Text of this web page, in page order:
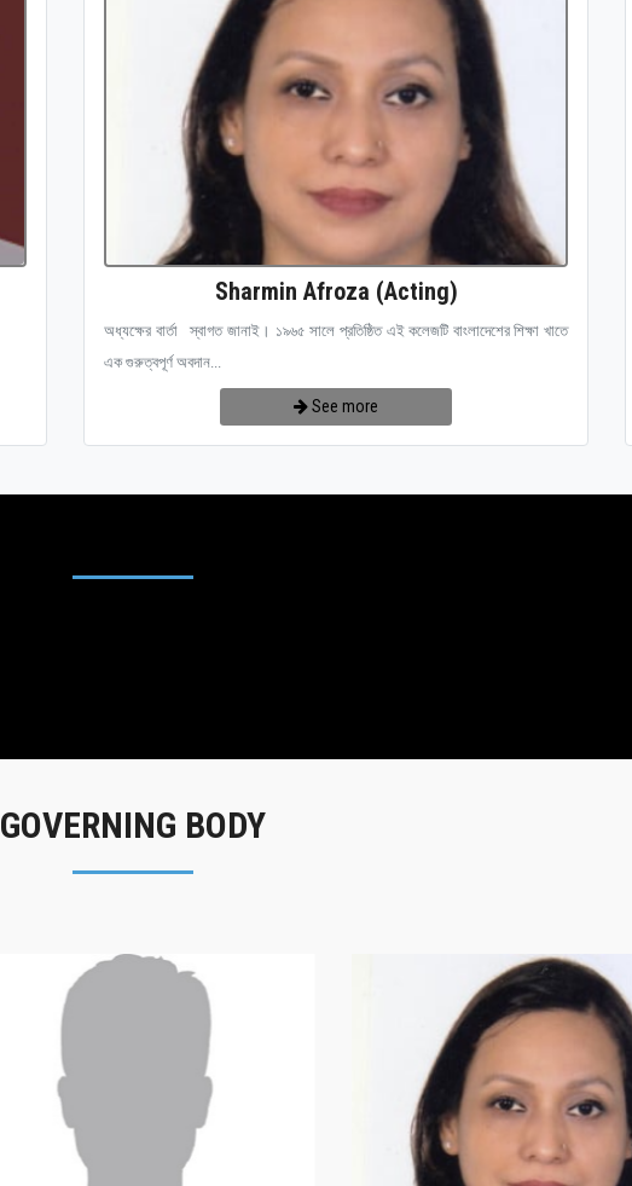
Sharmin Afroza (Acting)
অধ্যক্ষের বার্তা স্বাগত জানাই। ১৯৬৫ সালে প্রতিষ্ঠিত এই কলেজটি বাংলাদেশের শিক্ষা খাতে
এক গুরুত্বপূর্ণ অবদান...
See more
GOVERNING BODY
Profesor Begum
Founder Organization representative
Sharmin Afroza
Principal (Acting)